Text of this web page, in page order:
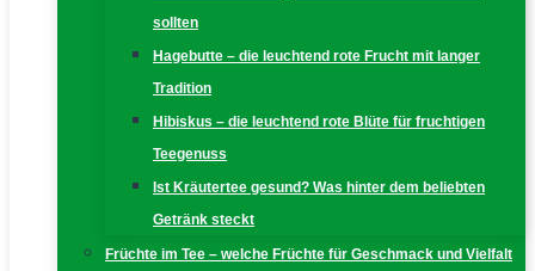
sollten
Hagebutte – die leuchtend rote Frucht mit langer
Tradition
Hibiskus – die leuchtend rote Blüte für fruchtigen
Teegenuss
Ist Kräutertee gesund? Was hinter dem beliebten
Getränk steckt
Früchte im Tee – welche Früchte für Geschmack und Vielfalt